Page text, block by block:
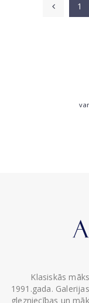
1
Klasiskās
1991.gada.
glezniecības un